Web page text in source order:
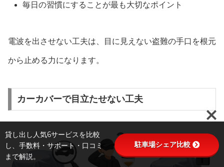
毎日の習慣にすることが最も大切なポイント
電波を出させない工夫は、目に見えない盗難の手口を根元
から止める力になります。
カーカバーで目立たせない工夫
貸し出し人気6サービスを比較
し、手数料・サポート・口コミ
まで解説。
駐車場シェア比較